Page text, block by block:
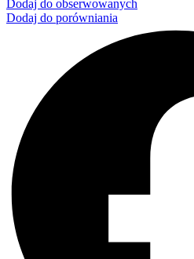
Dodaj do obserwowanych
Dodaj do porówniania